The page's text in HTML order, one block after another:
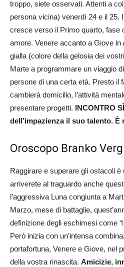
troppo, siete osservati. Attenti a
persona vicina) venerdì 24 e il 25.
cresce verso il Primo quarto, fase
amore. Venere accanto a Giove
gialla (colore della gelosia dei
Marte a programmare un viaggio
persone di una certa età. Presto il
cambierà domicilio, l’attività
presentare progetti. INCONTRO
dell’impazienza il suo talento.
Oroscopo Branko
Raggirare e superare gli ostacoli
arriverete al traguardo anche
l’aggressiva Luna congiunta a
Marzo, mese di battaglie,
definizione degli eschimesi come
Però inizia con un’intensa
portafortuna, Venere e Giove, nel
della vostra rinascita. Amicizie,